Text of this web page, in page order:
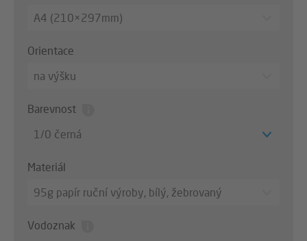
A4 (210×297mm)
Orientace
na výšku
Barevnost
1/0 černá
Materiál
95g papír ruční výroby, bílý, žebrovaný
Vodoznak